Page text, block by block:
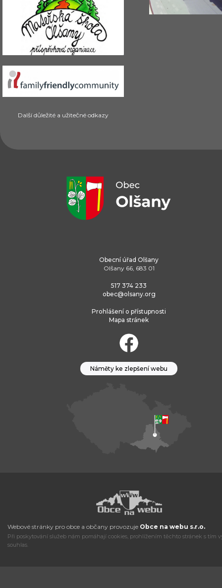
Další důležité a užitečné odkazy
Obecní úřad Olšany
Olšany 66, 683 01
517 374 233
obec@olsany.org
Prohlášení o přístupnosti
Mapa stránek
Náměty ke zlepšení webu
Webové stránky pro obce a občany provozuje Obce na webu s.r.o.
Při poskytování služeb nám pomáhají cookies, prohlížením těchto stránek s tím
souhlas.